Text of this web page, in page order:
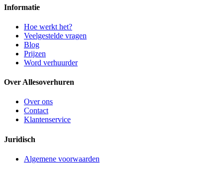
Informatie
Hoe werkt het?
Veelgestelde vragen
Blog
Prijzen
Word verhuurder
Over Allesoverhuren
Over ons
Contact
Klantenservice
Juridisch
Algemene voorwaarden